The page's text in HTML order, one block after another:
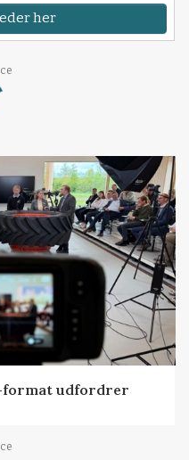
her
format udfordrer